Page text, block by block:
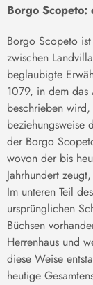
Borgo Scopeto:
Borgo Scopeto
zwischen
beglaubigte
1079, in dem das
beschrieben
beziehungsweise
der Borgo
wovon der bis
Jahrhundert
Im unteren Teil
ursprünglichen
Büchsen
Herrenhaus und
diese Weise
heutige